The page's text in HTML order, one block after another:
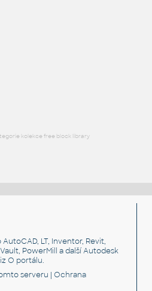
kolekce free block library
LT, Inventor, Revit,
PowerMill a další Autodesk
O portálu.
serveru |Ochrana